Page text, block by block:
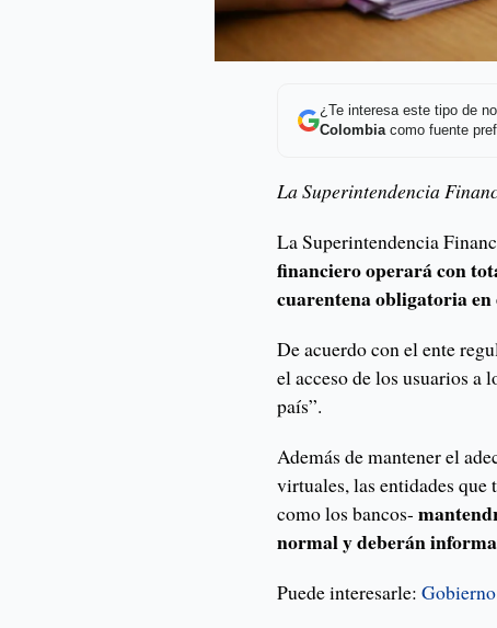
¿Te interesa este tipo de
Colombiacomo fuente
La Superintendencia
La Superintendencia
financiero operará con
cuarentena obligatoria en
De acuerdo con el ente
el acceso de los usuarios a
país”.
Además de mantener el
virtuales, las entidades
como los bancos-
normal y deberán
Puede interesarle: